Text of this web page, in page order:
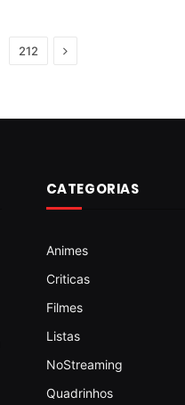
212 Next
CATEGORIAS
Animes
Criticas
Filmes
Listas
NoStreaming
Quadrinhos